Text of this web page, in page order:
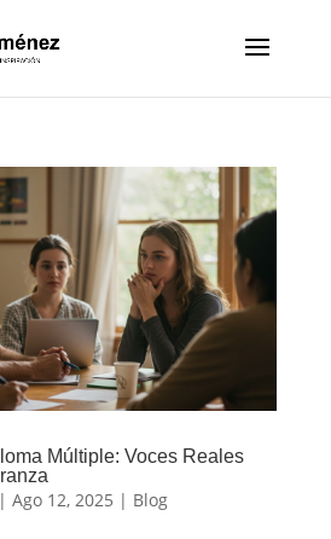
Múltiple: Voces Reales
| Ago 12, 2025 | Blog